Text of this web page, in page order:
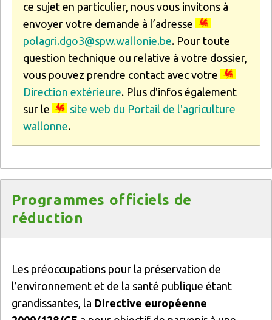
ce sujet en particulier, nous vous invitons à
envoyer votre demande à l’adresse
polagri.dgo3@spw.wallonie.be. Pour toute
question technique ou relative à votre dossier,
vous pouvez prendre contact avec votre
Direction extérieure. Plus d'infos également
sur le
site web du Portail de l'agriculture
wallonne.
Programmes officiels de
réduction
Les préoccupations pour la préservation de
l’environnement et de la santé publique étant
grandissantes, la Directive européenne